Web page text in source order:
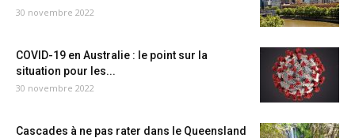
30 novembre 2022
COVID-19 en Australie : le point sur la
situation pour les...
30 novembre 2022
Cascades à ne pas rater dans le Queensland